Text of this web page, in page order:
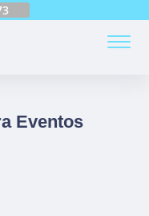
Eventos